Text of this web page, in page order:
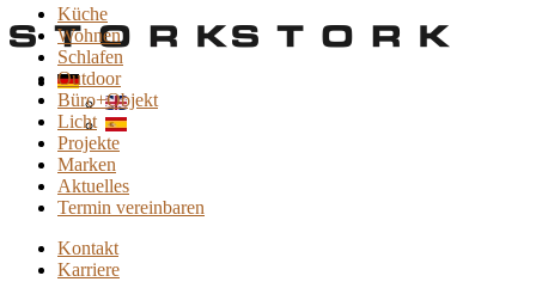
Küche
Wohnen
Schlafen
Outdoor
Büro+Objekt
Licht
Projekte
Marken
Aktuelles
Termin vereinbaren
Kontakt
Karriere